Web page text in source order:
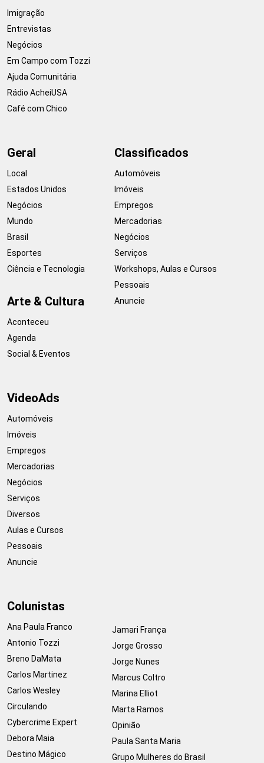
Imigração
Entrevistas
Negócios
Em Campo com Tozzi
Ajuda Comunitária
Rádio AcheiUSA
Café com Chico
Geral
Local
Estados Unidos
Negócios
Mundo
Brasil
Esportes
Ciência e Tecnologia
Arte & Cultura
Aconteceu
Agenda
Social & Eventos
Classificados
Automóveis
Imóveis
Empregos
Mercadorias
Negócios
Serviços
Workshops, Aulas e Cursos
Pessoais
Anuncie
VideoAds
Automóveis
Imóveis
Empregos
Mercadorias
Negócios
Serviços
Diversos
Aulas e Cursos
Pessoais
Anuncie
Colunistas
Ana Paula Franco
Antonio Tozzi
Breno DaMata
Carlos Martinez
Carlos Wesley
Circulando
Cybercrime Expert
Debora Maia
Destino Mágico
Jamari França
Jorge Grosso
Jorge Nunes
Marcus Coltro
Marina Elliot
Marta Ramos
Opinião
Paula Santa Maria
Grupo Mulheres do Brasil